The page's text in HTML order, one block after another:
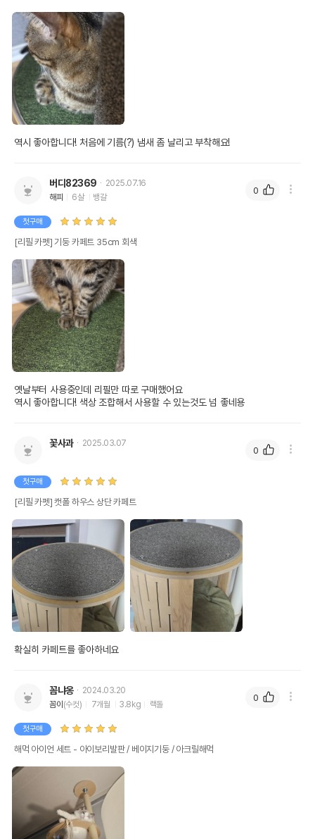
역시 좋아합니다! 처음에 기름(?) 냄새 좀 날리고 부착해요!
버디82369
2025.07.16
해피
6살 뱅갈
첫구매
[리필 카펫] 기둥 카페트 35cm 회색
옛날부터 사용중인데 리필만 따로 구매했어요
역시 좋아합니다! 색상 조합해서 사용할 수 있는것도 넘 좋네용
0
꽃사과 2025.03.07
첫구매
[리필 카펫] 캣폴 하우스 상단 카페트
확실히 카페트를 좋아하네요
0
꼼냐옹
2024.03.20
꼼이 (수컷) 7개월 3.8kg 랙돌
첫구매
해먹 아이언 세트 - 아이보리발판 / 베이지기둥 / 아크릴해먹
0